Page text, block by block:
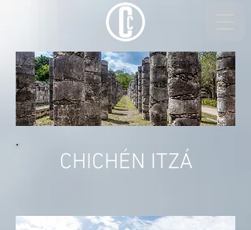
CHICHÉN ITZÁ